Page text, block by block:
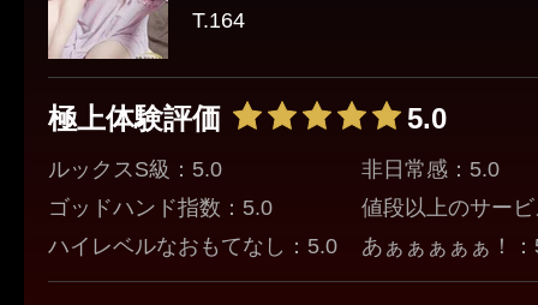
T.164
極上体験評価 5.0
ルックスS級：5.0
ゴッドハンド指数：5.0
ハイレベルなおもてなし：5.0
非日常感：5.0
値段以上のサー
あぁぁぁぁぁ！